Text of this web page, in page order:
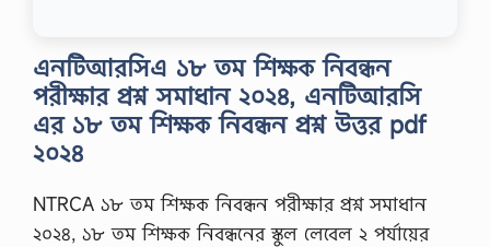
এনটিআরসিএ ১৮ তম শিক্ষক নিবন্ধন
পরীক্ষার প্রশ্ন সমাধান ২০২৪, এনটিআরসি
এর ১৮ তম শিক্ষক নিবন্ধন প্রশ্ন উত্তর pdf
২০২৪
NTRCA ১৮ তম শিক্ষক নিবন্ধন পরীক্ষার প্রশ্ন সমাধান
২০২৪, ১৮ তম শিক্ষক নিবন্ধনের স্কুল লেবেল ২ পর্যায়ের